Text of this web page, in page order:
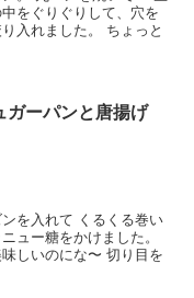
をぐりぐりして、穴を
入れました。 ちょっと
ガーパンと唐揚げ
を入れて くるくる巻い
ュー糖をかけました。
しいのにな〜 切り目を